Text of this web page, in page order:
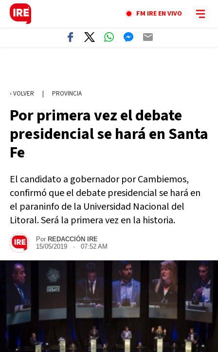
FM IRE EN VIVO
‹ VOLVER | PROVINCIA
Por primera vez el debate
presidencial se hará en Santa
Fe
El candidato a gobernador por Cambiemos,
confirmó que el debate presidencial se hará en
el paraninfo de la Universidad Nacional del
Litoral. Será la primera vez en la historia.
Por REDACCIÓN IRE
15/05/2019 · 07:52 AM